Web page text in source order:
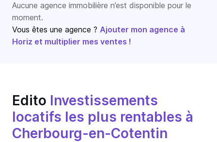
Aucune agence immobilière n’est disponible pour le
moment.
Vous êtes une agence ? Ajouter mon agence à
Horiz et multiplier mes ventes !
Edito Investissements
locatifs les plus rentables à
Cherbourg-en-Cotentin